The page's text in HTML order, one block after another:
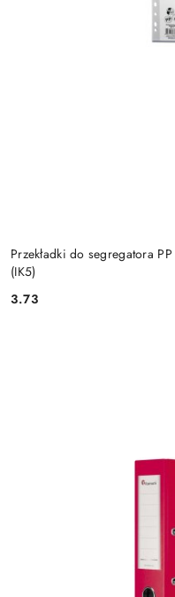
Przekładki do segregatora
(IK5)
Cena:
3.73